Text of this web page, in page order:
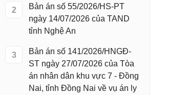
2
Bản án số 55/2026/HS-PT
ngày 14/07/2026 của TAND
tỉnh Nghệ An
3
Bản án số 141/2026/HNGĐ-
ST ngày 27/07/2026 của Tòa
án nhân dân khu vực 7 - Đồng
Nai, tỉnh Đồng Nai về vụ án ly